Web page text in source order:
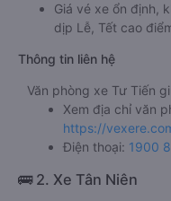
Giá vé xe ổn định,
dịp Lễ, Tết cao
Thông tin liên hệ
Văn phòng xe Tư Tiến
Xem địa chỉ văn
https://
Điện thoại: 1900
🚌 2. Xe Tân Niên